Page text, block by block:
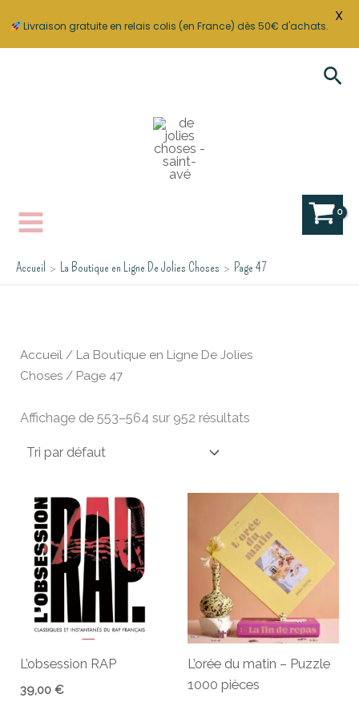
Accueil La Boutique en Ligne De Jolies Choses Page 47
Accueil / La Boutique en Ligne De Jolies
Choses / Page 47
Affichage de 553–564 sur 952 résultats
L’obsession RAP
39,00€
L’orée du matin – Puzzle
1000 pièces
Livraison gratuite en relais colis (en France) dès 50€ d'achats.
X